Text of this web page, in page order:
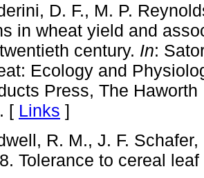
D. F., M. P.
in wheat yield and
century. In:
Ecology and
Press, The
[ Links ]
R. M., J. F.
Tolerance to cereal